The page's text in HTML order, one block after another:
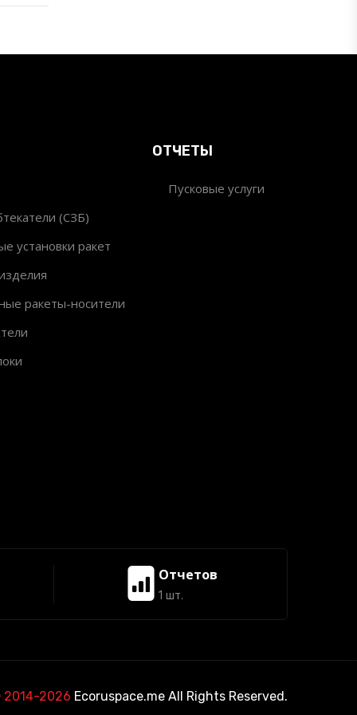
(СЗБ)
установки ракет
ракеты-носители
ОТЧЕТЫ
Пусковые услуги
Отчетов
1 шт.
2014-2026 Ecoruspace.me All Rights Reserved.